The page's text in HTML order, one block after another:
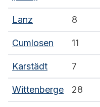
Lanz 8
Cumlosen 11
Karstädt 7
Wittenberge 28